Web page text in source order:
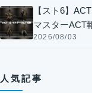
【スト6】
マスターACT
2026/08/03
人気記事